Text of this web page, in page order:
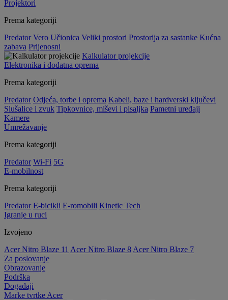
Projektori
Prema kategoriji
Predator Vero Učionica Veliki prostori Prostorija za sastanke Kućna
zabava Prijenosni
Kalkulator projekcije
Elektronika i dodatna oprema
Prema kategoriji
Predator Odjeća, torbe i oprema Kabeli, baze i hardverski ključevi
Slušalice i zvuk Tipkovnice, miševi i pisaljka Pametni uređaji
Kamere
Umrežavanje
Prema kategoriji
Predator Wi-Fi 5G
E-mobilnost
Prema kategoriji
Predator E-bicikli E-romobili Kinetic Tech
Igranje u ruci
Izvojeno
Acer Nitro Blaze 11 Acer Nitro Blaze 8 Acer Nitro Blaze 7
Za poslovanje
Obrazovanje
Podrška
Događaji
Marke tvrtke Acer